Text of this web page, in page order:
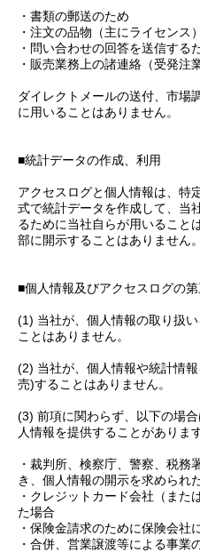
・書類の郵送のため
・注文の品物（主にライセンス
・問い合わせの回答を送信する
・販売業務上の諸連絡（受発注
ダイレクトメールの送付、市場
に用いることはありません。
■統計データの作成、利用
アクセスログと個人情報は、特
式で統計データを作成して、当
るために当社自らが用いること
部に開示することはありません。
■個人情報及びアクセスログの
(1) 当社が、個人情報の取り扱
ことはありません。
(2) 当社が、個人情報や統計情
売)することはありません。
(3) 前項に関わらず、以下の場
人情報を提供することがあります
・裁判所、検察庁、警察、税
き、個人情報の開示を求められ
・クレジットカード会社（また
た場合
・保険金請求のために保険会社
・合併、営業譲渡等による事